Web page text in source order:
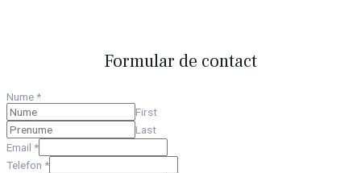
Formular de contact
Nume*
First
Last
Email *
Telefon *